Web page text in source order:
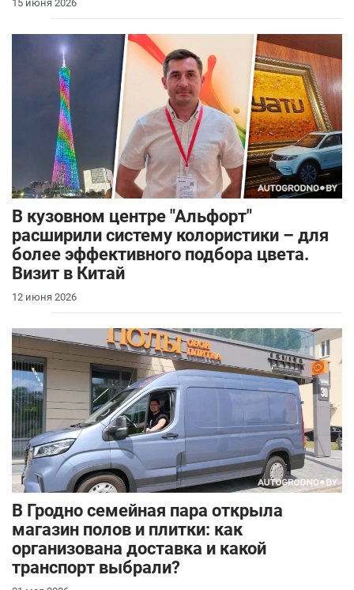
15 июня 2026
В кузовном центре "Альфорт"
расширили систему колористики – для
более эффективного подбора цвета.
Визит в Китай
12 июня 2026
В Гродно семейная пара открыла
магазин полов и плитки: как
организована доставка и какой
транспорт выбрали?